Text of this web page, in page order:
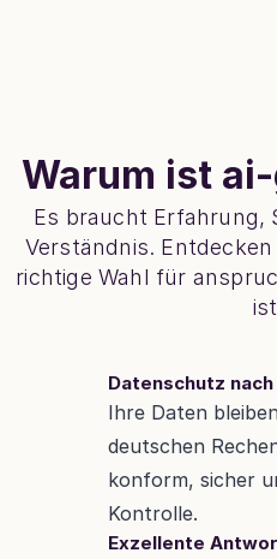
Warum ist
Es braucht Erfahrung,
Verständnis.
richtige Wahl für
Datenschutz nach
Ihre Daten
deutschen
konform, sicher
Kontrolle.
Exzellente